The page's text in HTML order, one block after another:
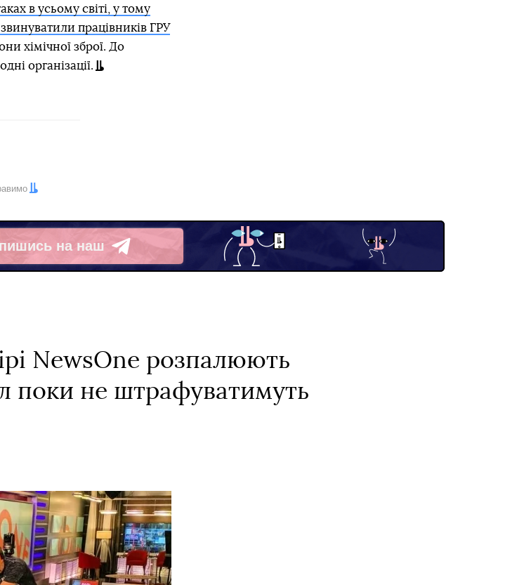
в усьому світі, у тому
працівників ГРУ
хімічної зброї. До
організації.
на наш
NewsOne розпалюють
поки не штрафуватимуть